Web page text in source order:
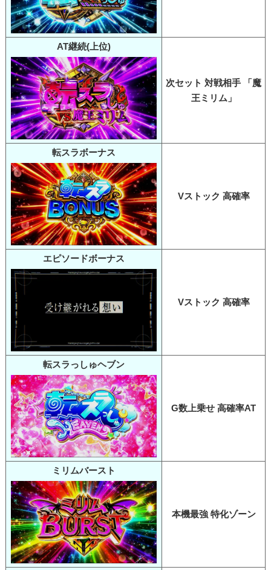
AT継続(上位)
次セット 対戦相手 「魔
王ミリム」
転スラボーナス
Vストック 高確率
エピソードボーナス
Vストック 高確率
転スラっしゅヘブン
G数上乗せ 高確率AT
ミリムバースト
本機最強 特化ゾーン